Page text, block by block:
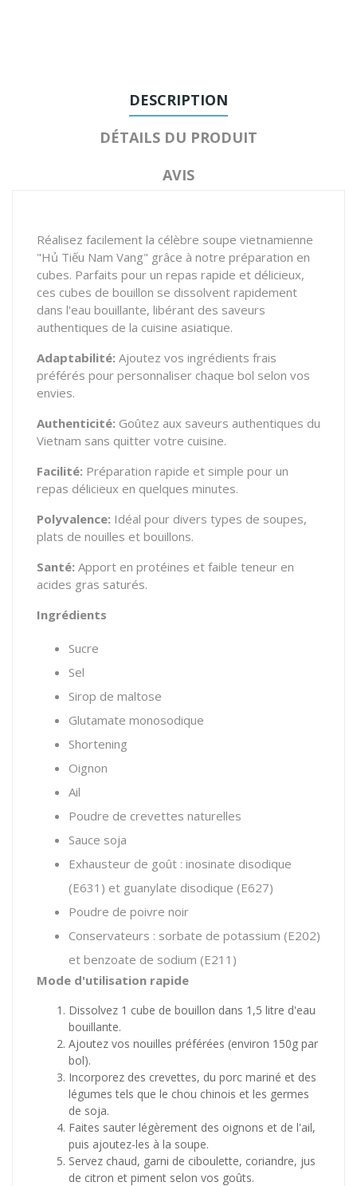
DESCRIPTION
DÉTAILS DU PRODUIT
AVIS
Réalisez facilement la célèbre soupe vietnamienne
"Hủ Tiếu Nam Vang" grâce à notre préparation en
cubes. Parfaits pour un repas rapide et délicieux,
ces cubes de bouillon se dissolvent rapidement
dans l'eau bouillante, libérant des saveurs
authentiques de la cuisine asiatique.
Adaptabilité: Ajoutez vos ingrédients frais
préférés pour personnaliser chaque bol selon vos
envies.
Authenticité: Goûtez aux saveurs authentiques du
Vietnam sans quitter votre cuisine.
Facilité: Préparation rapide et simple pour un
repas délicieux en quelques minutes.
Polyvalence: Idéal pour divers types de soupes,
plats de nouilles et bouillons.
Santé: Apport en protéines et faible teneur en
acides gras saturés.
Ingrédients
Sucre
Sel
Sirop de maltose
Glutamate monosodique
Shortening
Oignon
Ail
Poudre de crevettes naturelles
Sauce soja
Exhausteur de goût : inosinate disodique
(E631) et guanylate disodique (E627)
Poudre de poivre noir
Conservateurs : sorbate de potassium (E202)
et benzoate de sodium (E211)
Mode d'utilisation rapide
Dissolvez 1 cube de bouillon dans 1,5 litre d'eau
bouillante.
Ajoutez vos nouilles préférées (environ 150g par
bol).
Incorporez des crevettes, du porc mariné et des
légumes tels que le chou chinois et les germes
de soja.
Faites sauter légèrement des oignons et de l'ail,
puis ajoutez-les à la soupe.
Servez chaud, garni de ciboulette, coriandre, jus
de citron et piment selon vos goûts.